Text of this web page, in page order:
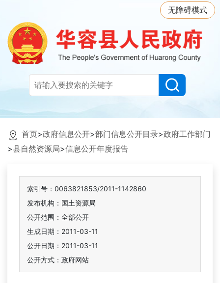
无障碍模式
首页>政府信息公开>部门信息公开目录>政府工作部门
>县自然资源局>信息公开年度报告
索引号：0063821853/2011-1142860
发布机构：国土资源局
公开范围：全部公开
生成日期：2011-03-11
公开日期：2011-03-11
公开方式：政府网站